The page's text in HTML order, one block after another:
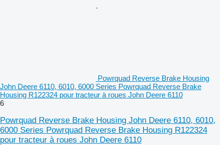
Powrquad Reverse Brake Housing
John Deere 6110, 6010, 6000 Series Powrquad Reverse Brake
Housing R122324 pour tracteur à roues John Deere 6110
6
Powrquad Reverse Brake Housing John Deere 6110, 6010,
6000 Series Powrquad Reverse Brake Housing R122324
pour tracteur à roues John Deere 6110